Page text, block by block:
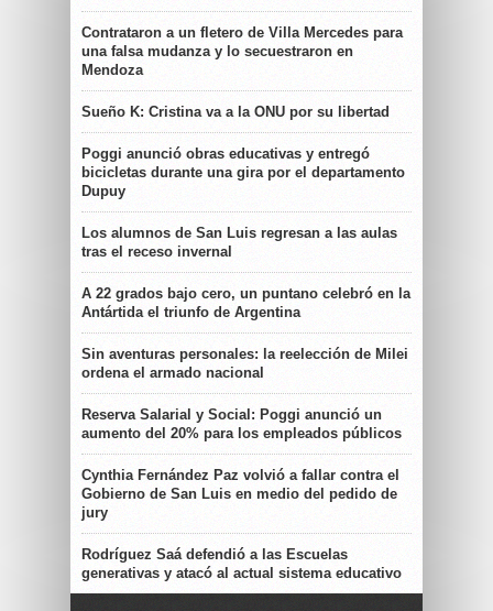
Contrataron a un fletero de Villa Mercedes para
una falsa mudanza y lo secuestraron en
Mendoza
Sueño K: Cristina va a la ONU por su libertad
Poggi anunció obras educativas y entregó
bicicletas durante una gira por el departamento
Dupuy
Los alumnos de San Luis regresan a las aulas
tras el receso invernal
A 22 grados bajo cero, un puntano celebró en la
Antártida el triunfo de Argentina
Sin aventuras personales: la reelección de Milei
ordena el armado nacional
Reserva Salarial y Social: Poggi anunció un
aumento del 20% para los empleados públicos
Cynthia Fernández Paz volvió a fallar contra el
Gobierno de San Luis en medio del pedido de
jury
Rodríguez Saá defendió a las Escuelas
generativas y atacó al actual sistema educativo